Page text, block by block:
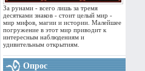
За рунами - всего лишь за тремя
десятками знаков - стоит целый мир -
мир мифов, магии и истории. Малейшее
погружение в этот мир приводит к
интересным наблюдениям и
удивительным открытиям.
Опрос